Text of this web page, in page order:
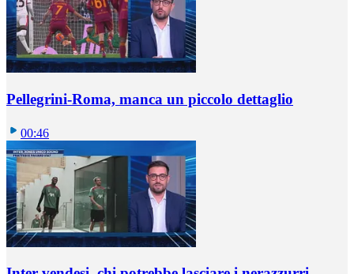
Pellegrini-Roma, manca un piccolo dettaglio
00:46